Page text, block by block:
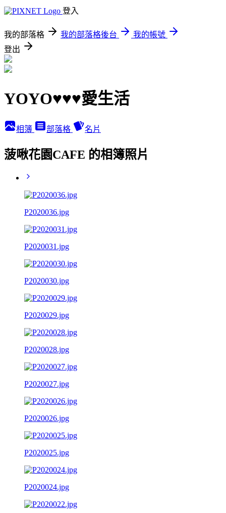
登入
我的部落格 我的部落格後台
我的帳號
登出
YOYO♥♥♥愛生活
相簿 部落格 名片
菠啾花園CAFE 的相簿照片
P2020036.jpg
P2020031.jpg
P2020030.jpg
P2020029.jpg
P2020028.jpg
P2020027.jpg
P2020026.jpg
P2020025.jpg
P2020024.jpg